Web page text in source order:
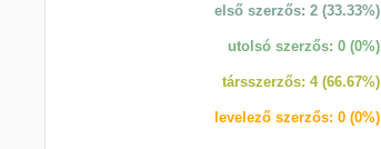
első szerzős: 2 (33.33%)
utolsó szerzős: 0 (0%)
társszerzős: 4 (66.67%)
levelező szerzős: 0 (0%)